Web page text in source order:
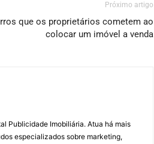
Próximo artigo
que os proprietários cometem ao
colocar um imóvel a venda
Publicidade Imobiliária. Atua há mais
especializados sobre marketing,